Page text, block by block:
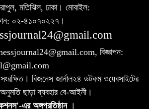
মতিঝিল, ঢাকা। মোবাইল:
০২-৪১০৭০২২৭।
বিজ্ঞাপন:
বিজনেস জার্নাল২৪ ডটকম ওয়েবসাইটের
ছাড়া ব্যবহার বে-আইনী।
এর অঙ্গপ্রতিষ্ঠান ।